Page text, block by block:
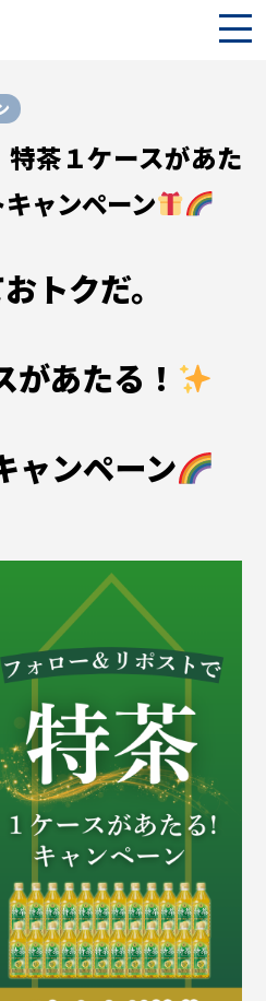
特茶１ケースがあた
ャンペーン
トクだ。
があたる！
ャンペーン